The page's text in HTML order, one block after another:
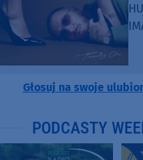
Głosuj na swoje
PODCASTY